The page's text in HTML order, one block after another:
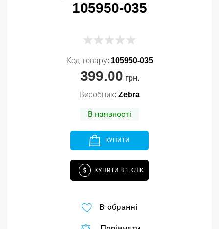
105950-035
Код товару: 105950-035
399.00 грн.
Виробник: Zebra
В наявності
КУПИТИ
КУПИТИ В 1 КЛІК
В обранні